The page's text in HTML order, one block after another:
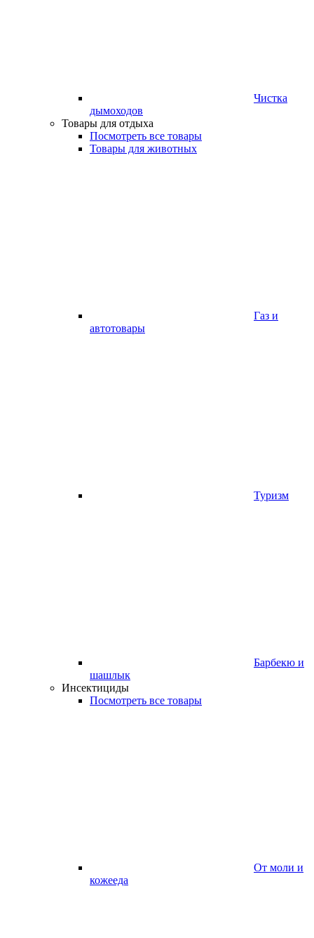
Чистка
дымоходов
Товары для отдыха
Посмотреть все товары
Товары для животных
Газ и
автотовары
Туризм
Барбекю и
шашлык
Инсектициды
Посмотреть все товары
От моли и
кожееда